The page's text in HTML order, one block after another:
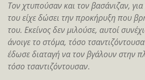
Τον χτυπούσαν και τον βασάνιζαν,
του είχε δώσει την προκήρυξη που
του. Εκείνος δεν μιλούσε, αυτοί
άνοιγε το στόμα, τόσο
έδωσε διαταγή να τον βγάλουν στην
τόσο τσαντιζόντουσαν.